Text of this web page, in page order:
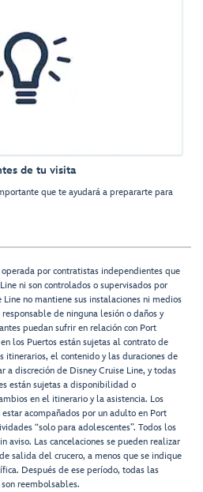
de tu visita
que te ayudará a prepararte para
por contratistas independientes que
ni son controlados o supervisados por
Line no mantiene sus instalaciones ni medios
de ninguna lesión o daños y
puedan sufrir en relación con Port
los Puertos están sujetas al contrato de
itinerarios, el contenido y las duraciones de
a discreción de Disney Cruise Line, y todas
están sujetas a disponibilidad o
en el itinerario y la asistencia. Los
acompañados por un adulto en Port
“solo para adolescentes”. Todos los
aviso. Las cancelaciones se pueden realizar
salida del crucero, a menos que se indique
Después de ese período, todas las
reembolsables.